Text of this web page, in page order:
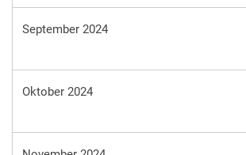
September 2024
Oktober 2024